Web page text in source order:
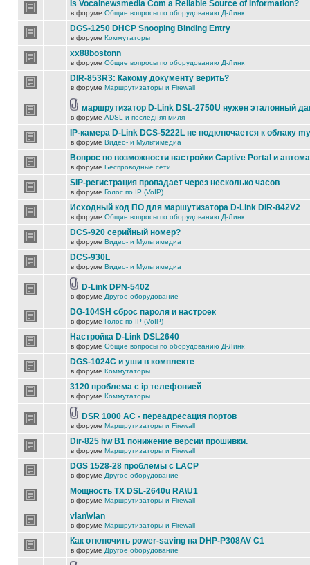
Is Vocalnewsmedia Com a Reliable Source of Information?
в форуме Общие вопросы по оборудованию Д-Линк
DGS-1250 DHCP Snooping Binding Entry
в форуме Коммутаторы
xx88bostonn
в форуме Общие вопросы по оборудованию Д-Линк
DIR-853R3: Какому документу верить?
в форуме Маршрутизаторы и Firewall
маршрутизатор D-Link DSL-2750U нужен эталонный
в форуме ADSL и последняя миля
IP-камера D-Link DCS-5222L не подключается к облаку
в форуме Видео- и Мультимедиа
Вопрос по возможности настройки Captive Portal и
в форуме Беспроводные сети
SIP-регистрация пропадает через несколько часов
в форуме Голос по IP (VoIP)
Исходный код ПО для маршутизатора D-Link DIR-842V2
в форуме Общие вопросы по оборудованию Д-Линк
DCS-920 серийный номер?
в форуме Видео- и Мультимедиа
DCS-930L
в форуме Видео- и Мультимедиа
D-Link DPN-5402
в форуме Другое оборудование
DG-104SH сброс пароля и настроек
в форуме Голос по IP (VoIP)
Настройка D-Link DSL2640
в форуме Общие вопросы по оборудованию Д-Линк
DGS-1024C и уши в комплекте
в форуме Коммутаторы
3120 проблема с ip телефонией
в форуме Коммутаторы
DSR 1000 AC - переадресация портов
в форуме Маршрутизаторы и Firewall
Dir-825 hw B1 понижение версии прошивки.
в форуме Маршрутизаторы и Firewall
DGS 1528-28 проблемы с LACP
в форуме Другое оборудование
Мощность TX DSL-2640u RA\U1
в форуме Маршрутизаторы и Firewall
vlan\vlan
в форуме Маршрутизаторы и Firewall
Как отключить power-saving на DHP-P308AV C1
в форуме Другое оборудование